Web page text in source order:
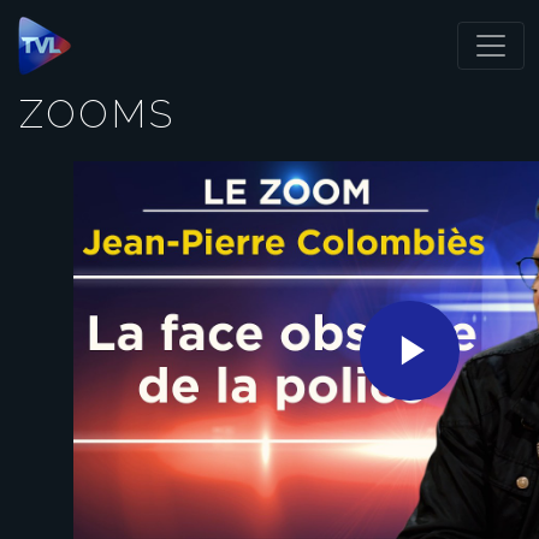
Panneau de gestion des cookies
ZOOMS
Play
Video